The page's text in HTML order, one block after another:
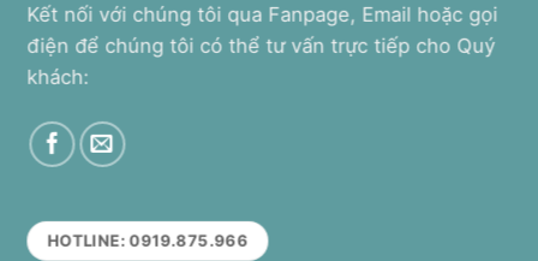
Kết nối với chúng tôi qua Fanpage, Email hoặc gọi
điện để chúng tôi có thể tư vấn trực tiếp cho Quý
khách:
HOTLINE: 0919.875.966